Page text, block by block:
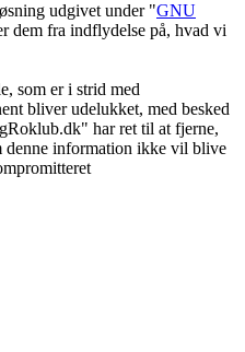
udgivet under "GNU
dem fra indflydelse på, hvad vi
som er i strid med
bliver udelukket, med besked
har ret til at fjerne,
denne information ikke vil blive